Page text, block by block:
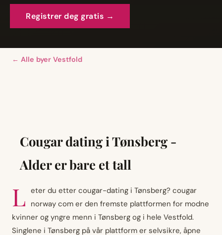
Registrer deg gratis →
← Alle byer Vestfold
Cougar dating i Tønsberg -
Alder er bare et tall
L eter du etter cougar-dating i Tønsberg? cougar
norway com er den fremste plattformen for modne
kvinner og yngre menn i Tønsberg og i hele Vestfold.
Singlene i Tønsberg på vår plattform er selvsikre, åpne